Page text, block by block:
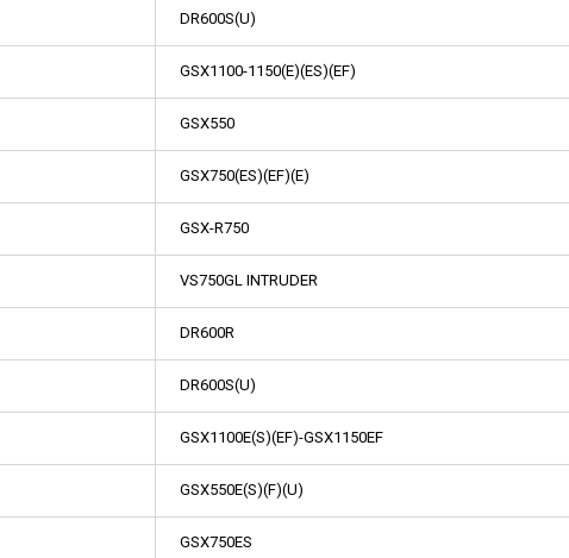
DR600S(U)
GSX1100-1150(E)(ES)(EF)
GSX550
GSX750(ES)(EF)(E)
GSX-R750
VS750GL INTRUDER
DR600R
DR600S(U)
GSX1100E(S)(EF)-GSX1150EF
GSX550E(S)(F)(U)
GSX750ES